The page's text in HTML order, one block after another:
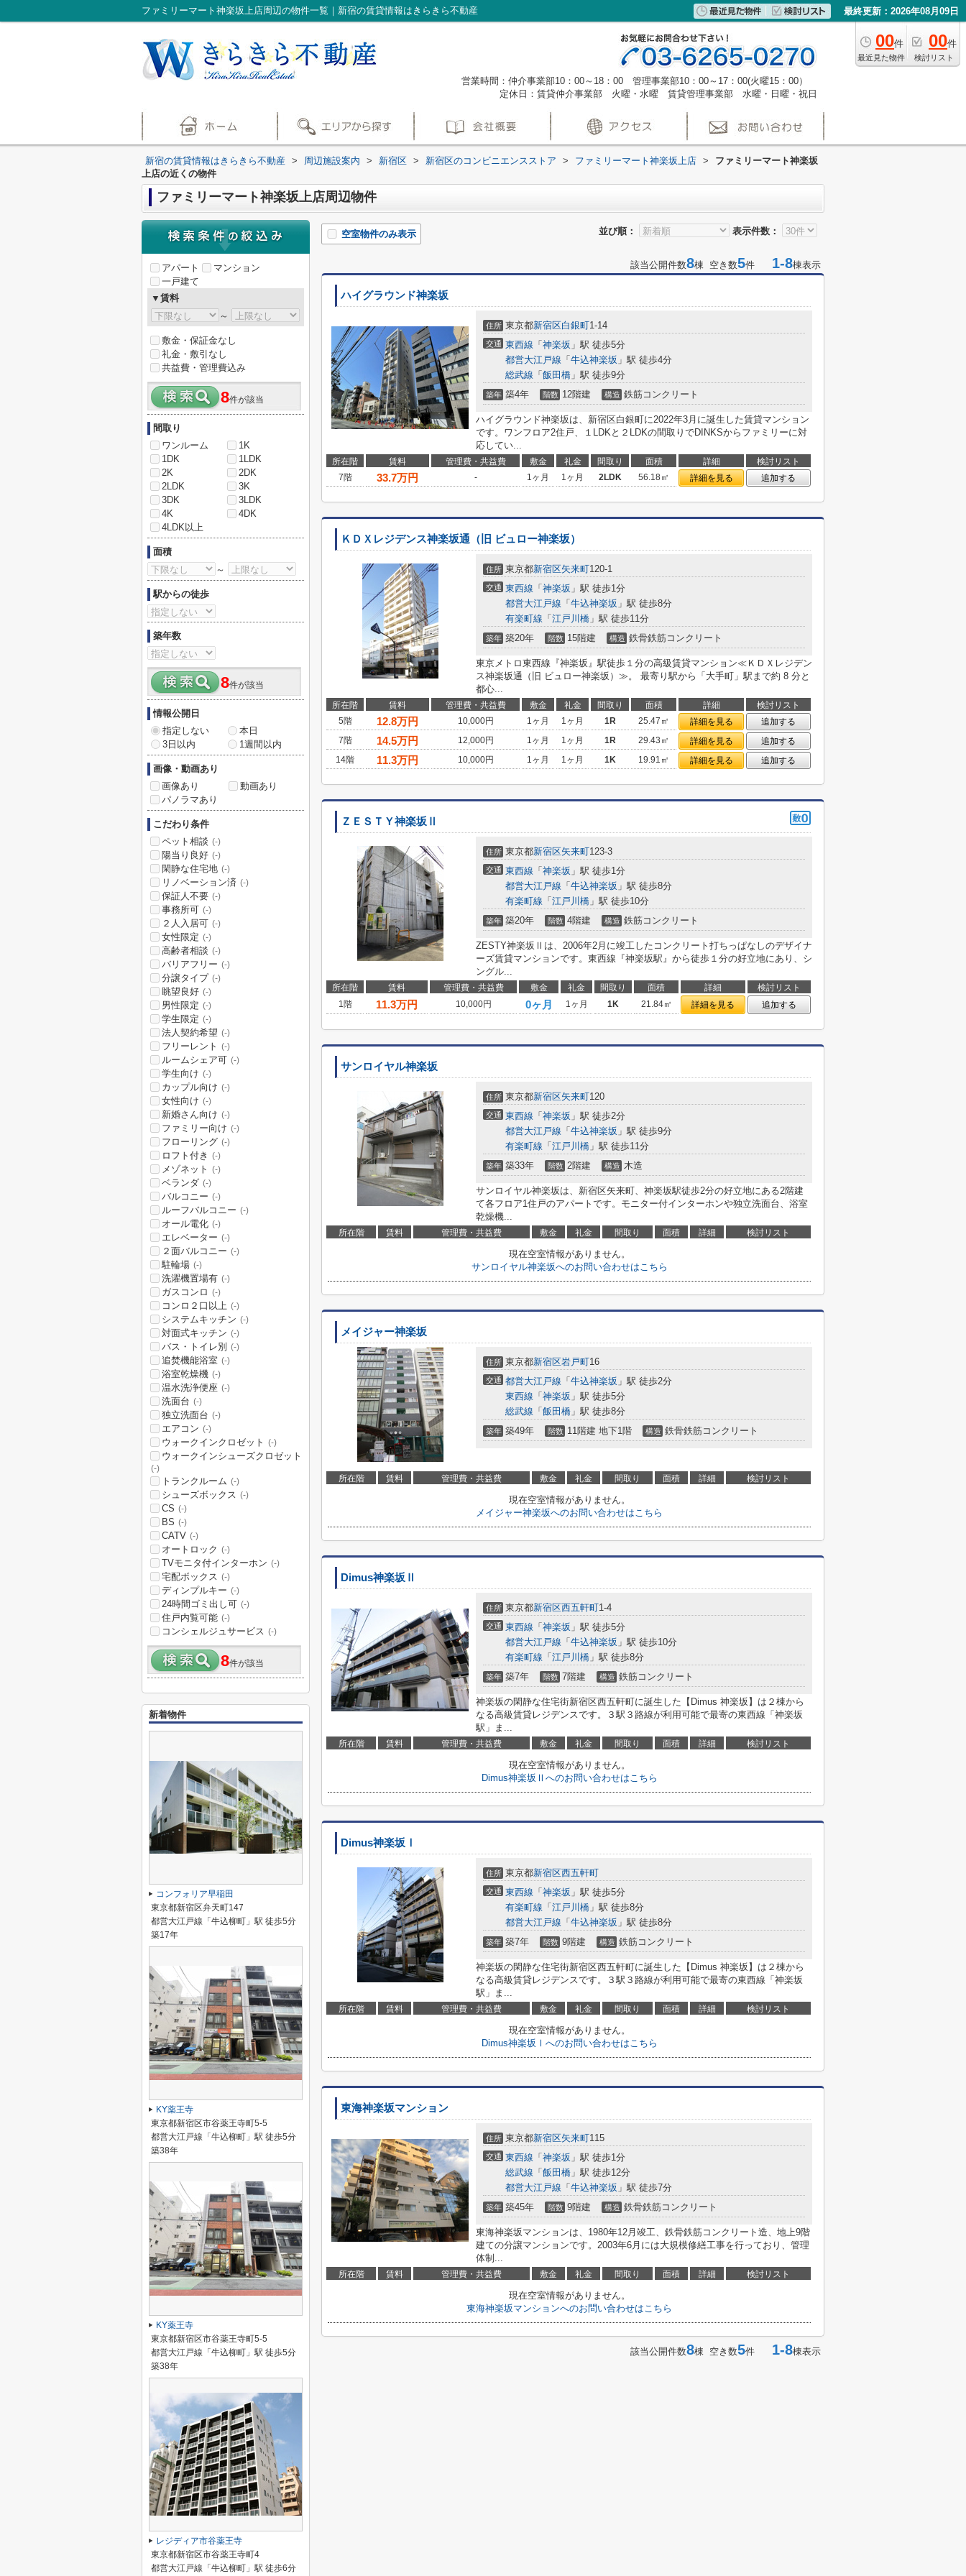
ファミリーマート神楽坂上店周辺の物件一覧｜新宿の賃貸情報はきらきら不動産 最終更新：2026年08月09日
00件
最近見た物件
00件
検討リスト
営業時間：仲介事業部10：00～18：00 管理事業部10：00～17：00(火曜15：00）
定休日：賃貸仲介事業部 火曜・水曜 賃貸管理事業部 水曜・日曜・祝日
新宿の賃貸情報はきらきら不動産 > 周辺施設案内 > 新宿区 > 新宿区のコンビニエンスストア > ファミリーマート神楽坂上店 >
ファミリーマート神楽坂
上店の近くの物件
ファミリーマート神楽坂上店周辺物件
並び順： 表示件数：
空室物件のみ表示
該当公開件数8棟 空き数5件 1-8棟表示
ハイグラウンド神楽坂
住所 東京都新宿区白銀町1-14
交通 東西線 「 神楽坂 」駅 徒歩5分
都営大江戸線 「 牛込神楽坂 」駅 徒歩4分
総武線 「 飯田橋 」駅 徒歩9分
築年 築4年 階数 12階建 構造 鉄筋コンクリート
ハイグラウンド神楽坂は、新宿区白銀町に2022年3月に誕生した賃貸マンション
です。ワンフロア2住戸、１LDKと２LDKの間取りでDINKSからファミリーに対
応してい...
所在階 賃料 管理費・共益費 敷金 礼金 間取り 面積 詳細
検討リスト
7階
33.7万円 - 1ヶ月 1ヶ月 2LDK 56.18㎡ 詳細を見る 追加する
ＫＤＸレジデンス神楽坂通（旧 ビュロー神楽坂）
住所 東京都新宿区矢来町120-1
交通 東西線 「 神楽坂 」駅 徒歩1分
都営大江戸線 「 牛込神楽坂 」駅 徒歩8分
有楽町線 「 江戸川橋 」駅 徒歩11分
築年 築20年 階数 15階建 構造 鉄骨鉄筋コンクリート
東京メトロ東西線『神楽坂』駅徒歩１分の高級賃貸マンション≪ＫＤＸレジデン
ス神楽坂通（旧 ビュロー神楽坂）≫。 最寄り駅から「大手町」駅まで約 8 分と
都心...
所在階 賃料 管理費・共益費 敷金 礼金 間取り 面積 詳細
検討リスト
5階
12.8万円 10,000円 1ヶ月 1ヶ月 1R 25.47㎡ 詳細を見る
追加する
7階
14.5万円 12,000円 1ヶ月 1ヶ月 1R 29.43㎡ 詳細を見る
追加する
14階
11.3万円 10,000円 1ヶ月 1ヶ月 1K 19.91㎡ 詳細を見る 追加する
ＺＥＳＴＹ神楽坂Ⅱ
住所 東京都新宿区矢来町123-3
交通 東西線 「 神楽坂 」駅 徒歩1分
都営大江戸線 「 牛込神楽坂 」駅 徒歩8分
有楽町線 「 江戸川橋 」駅 徒歩10分
築年 築20年 階数 4階建 構造 鉄筋コンクリート
ZESTY神楽坂Ⅱは、2006年2月に竣工したコンクリート打ちっぱなしのデザイナ
ーズ賃貸マンションです。東西線『神楽坂駅』から徒歩１分の好立地にあり、シ
ングル...
所在階 賃料 管理費・共益費 敷金 礼金 間取り 面積 詳細
検討リスト
1階
11.3万円 10,000円 0ヶ月 1ヶ月 1K 21.84㎡ 詳細を見る 追加する
サンロイヤル神楽坂
住所 東京都新宿区矢来町120
交通 東西線 「 神楽坂 」駅 徒歩2分
都営大江戸線 「 牛込神楽坂 」駅 徒歩9分
有楽町線 「 江戸川橋 」駅 徒歩11分
築年 築33年 階数 2階建 構造 木造
サンロイヤル神楽坂は、新宿区矢来町、神楽坂駅徒歩2分の好立地にある2階建
て各フロア1住戸のアパートです。モニター付インターホンや独立洗面台、浴室
乾燥機...
所在階 賃料 管理費・共益費 敷金 礼金 間取り 面積 詳細 検討リスト
現在空室情報がありません。
サンロイヤル神楽坂へのお問い合わせはこちら
メイジャー神楽坂
住所 東京都新宿区岩戸町16
交通 都営大江戸線 「 牛込神楽坂 」駅 徒歩2分
東西線 「 神楽坂 」駅 徒歩5分
総武線 「 飯田橋 」駅 徒歩8分
築年 築49年 階数 11階建 地下1階 構造 鉄骨鉄筋コンクリート
所在階 賃料 管理費・共益費 敷金 礼金 間取り 面積 詳細 検討リスト
現在空室情報がありません。
メイジャー神楽坂へのお問い合わせはこちら
Dimus神楽坂Ⅱ
住所 東京都新宿区西五軒町1-4
交通 東西線 「 神楽坂 」駅 徒歩5分
都営大江戸線 「 牛込神楽坂 」駅 徒歩10分
有楽町線 「 江戸川橋 」駅 徒歩8分
築年 築7年 階数 7階建 構造 鉄筋コンクリート
神楽坂の閑静な住宅街新宿区西五軒町に誕生した【Dimus 神楽坂】は２棟から
なる高級賃貸レジデンスです。３駅３路線が利用可能で最寄の東西線「神楽坂
駅」ま...
所在階 賃料 管理費・共益費 敷金 礼金 間取り 面積 詳細 検討リスト
現在空室情報がありません。
Dimus神楽坂Ⅱへのお問い合わせはこちら
Dimus神楽坂Ⅰ
住所 東京都新宿区西五軒町
交通 東西線 「 神楽坂 」駅 徒歩5分
有楽町線 「 江戸川橋 」駅 徒歩8分
都営大江戸線 「 牛込神楽坂 」駅 徒歩8分
築年 築7年 階数 9階建 構造 鉄筋コンクリート
神楽坂の閑静な住宅街新宿区西五軒町に誕生した【Dimus 神楽坂】は２棟から
なる高級賃貸レジデンスです。３駅３路線が利用可能で最寄の東西線「神楽坂
駅」ま...
所在階 賃料 管理費・共益費 敷金 礼金 間取り 面積 詳細 検討リスト
現在空室情報がありません。
Dimus神楽坂Ⅰへのお問い合わせはこちら
東海神楽坂マンション
住所 東京都新宿区矢来町115
交通 東西線 「 神楽坂 」駅 徒歩1分
総武線 「 飯田橋 」駅 徒歩12分
都営大江戸線 「 牛込神楽坂 」駅 徒歩7分
築年 築45年 階数 9階建 構造 鉄骨鉄筋コンクリート
東海神楽坂マンションは、1980年12月竣工、鉄骨鉄筋コンクリート造、地上9階
建ての分譲マンションです。2003年6月には大規模修繕工事を行っており、管理
体制...
所在階 賃料 管理費・共益費 敷金 礼金 間取り 面積 詳細 検討リスト
現在空室情報がありません。
東海神楽坂マンションへのお問い合わせはこちら
該当公開件数8棟 空き数5件 1-8棟表示
アパート
マンション
一戸建て
▼賃料
～
敷金・保証金なし
礼金・敷引なし
共益費・管理費込み
8件が該当
間取り
ワンルーム
1K
1DK
1LDK
2K
2DK
2LDK
3K
3DK
3LDK
4K
4DK
4LDK以上
面積
～
駅からの徒歩
築年数
8件が該当
情報公開日
指定しない
本日
3日以内
1週間以内
画像・動画あり
画像あり
動画あり
パノラマあり
こだわり条件
ペット相談 (-)
陽当り良好 (-)
閑静な住宅地 (-)
リノベーション済 (-)
保証人不要 (-)
事務所可 (-)
２人入居可 (-)
女性限定 (-)
高齢者相談 (-)
バリアフリー (-)
分譲タイプ (-)
眺望良好 (-)
男性限定 (-)
学生限定 (-)
法人契約希望 (-)
フリーレント (-)
ルームシェア可 (-)
学生向け (-)
カップル向け (-)
女性向け (-)
新婚さん向け (-)
ファミリー向け (-)
フローリング (-)
ロフト付き (-)
メゾネット (-)
ベランダ (-)
バルコニー (-)
ルーフバルコニー (-)
オール電化 (-)
エレベーター (-)
２面バルコニー (-)
駐輪場 (-)
洗濯機置場有 (-)
ガスコンロ (-)
コンロ２口以上 (-)
システムキッチン (-)
対面式キッチン (-)
バス・トイレ別 (-)
追焚機能浴室 (-)
浴室乾燥機 (-)
温水洗浄便座 (-)
洗面台 (-)
独立洗面台 (-)
エアコン (-)
ウォークインクロゼット (-)
ウォークインシューズクロゼット
(-)
トランクルーム (-)
シューズボックス (-)
CS (-)
BS (-)
CATV (-)
オートロック (-)
TVモニタ付インターホン (-)
宅配ボックス (-)
ディンプルキー (-)
24時間ゴミ出し可 (-)
住戸内覧可能 (-)
コンシェルジュサービス (-)
8件が該当
新着物件
コンフォリア早稲田
東京都新宿区弁天町147
都営大江戸線「牛込柳町」駅 徒歩5分
築17年
KY薬王寺
東京都新宿区市谷薬王寺町5-5
都営大江戸線「牛込柳町」駅 徒歩5分
築38年
KY薬王寺
東京都新宿区市谷薬王寺町5-5
都営大江戸線「牛込柳町」駅 徒歩5分
築38年
レジディア市谷薬王寺
東京都新宿区市谷薬王寺町4
都営大江戸線「牛込柳町」駅 徒歩6分